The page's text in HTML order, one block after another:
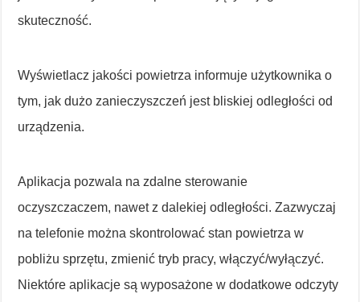
skuteczność.
Wyświetlacz jakości powietrza informuje użytkownika o
tym, jak dużo zanieczyszczeń jest bliskiej odległości od
urządzenia.
Aplikacja pozwala na zdalne sterowanie
oczyszczaczem, nawet z dalekiej odległości. Zazwyczaj
na telefonie można skontrolować stan powietrza w
pobliżu sprzętu, zmienić tryb pracy, włączyć/wyłączyć.
Niektóre aplikacje są wyposażone w dodatkowe odczyty